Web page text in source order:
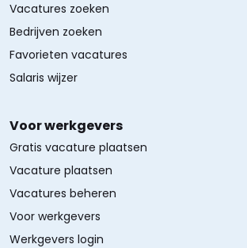
Vacatures zoeken
Bedrijven zoeken
Favorieten vacatures
Salaris wijzer
Voor werkgevers
Gratis vacature plaatsen
Vacature plaatsen
Vacatures beheren
Voor werkgevers
Werkgevers login